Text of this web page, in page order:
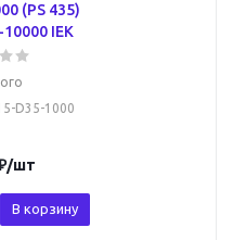
(PS 435)
IEK
D35-1000
/шт
В корзину